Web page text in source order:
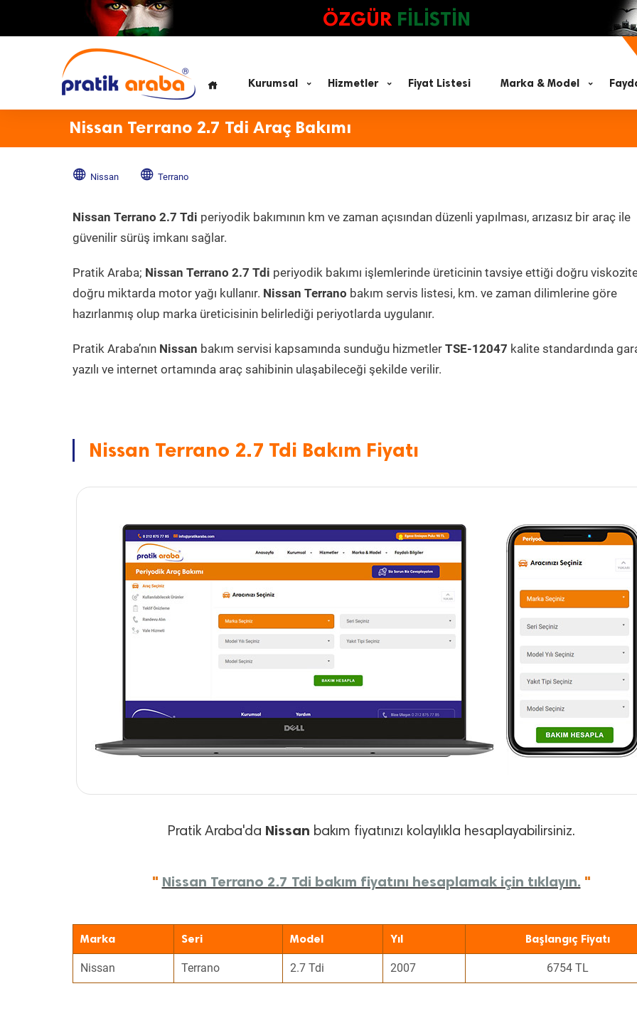
ÖZGÜR FİLİSTİN
Kurumsal Hizmetler Fiyat Listesi Marka & Model
Nissan Terrano 2.7 Tdi Araç Bakımı
Nissan Terrano
Nissan Terrano 2.7 Tdi periyodik bakımının km ve zaman açısından düzenli yapılması, arızasız bir araç ile
güvenilir sürüş imkanı sağlar.
Pratik Araba; Nissan Terrano 2.7 Tdi periyodik bakımı işlemlerinde üreticinin tavsiye ettiği doğru
doğru miktarda motor yağı kullanır. Nissan Terrano bakım servis listesi, km. ve zaman dilimlerine göre
hazırlanmış olup marka üreticisinin belirlediği periyotlarda uygulanır.
Pratik Araba’nın Nissan bakım servisi kapsamında sunduğu hizmetler TSE-12047 kalite standardında
yazılı ve internet ortamında araç sahibinin ulaşabileceği şekilde verilir.
Nissan Terrano 2.7 Tdi Bakım Fiyatı
Pratik Araba'da Nissan bakım fiyatınızı kolaylıkla hesaplayabilirsiniz.
" Nissan Terrano 2.7 Tdi bakım fiyatını hesaplamak için tıklayın. "
Marka Seri Model Yıl Başlangıç Fiyatı
Nissan Terrano 2.7 Tdi 2007 6754 TL